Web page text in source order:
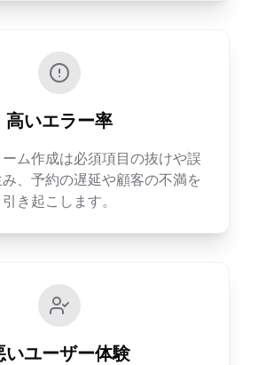
高いエラー率
ム作成は必須項目の抜けや誤
、予約の遅延や顧客の不満を
引き起こします。
いユーザー体験